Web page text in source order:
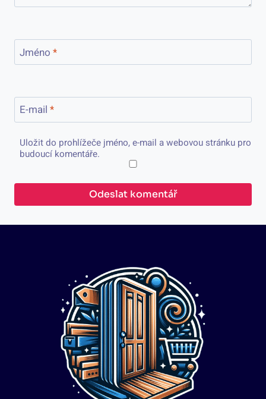
Jméno *
E-mail *
Uložit do prohlížeče jméno, e-mail a webovou stránku pro
budoucí komentáře.